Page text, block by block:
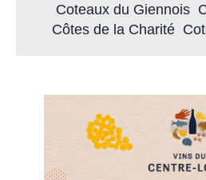
Coteaux du Giennois
Côtes de la Charité